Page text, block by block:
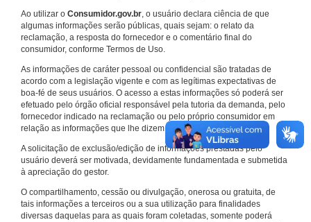
Ao utilizar o Consumidor.gov.br, o usuário declara ciência de que
algumas informações serão públicas, quais sejam: o relato da
reclamação, a resposta do fornecedor e o comentário final do
consumidor, conforme Termos de Uso.
As informações de caráter pessoal ou confidencial são tratadas de
acordo com a legislação vigente e com as legítimas expectativas de
boa-fé de seus usuários. O acesso a estas informações só poderá ser
efetuado pelo órgão oficial responsável pela tutoria da demanda, pelo
fornecedor indicado na reclamação ou pelo próprio consumidor em
relação as informações que lhe dizem respeito.
A solicitação de exclusão/edição de informações prestadas pelo
usuário deverá ser motivada, devidamente fundamentada e submetida
à apreciação do gestor.
O compartilhamento, cessão ou divulgação, onerosa ou gratuita, de
tais informações a terceiros ou a sua utilização para finalidades
diversas daquelas para as quais foram coletadas, somente poderá